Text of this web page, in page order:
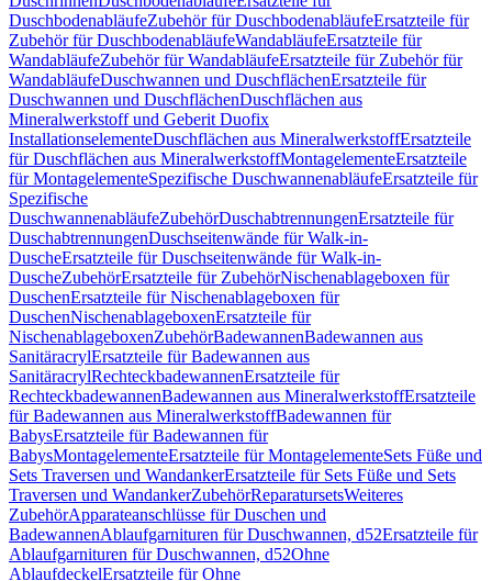
DuschbodenabläufeZubehör für DuschbodenabläufeErsatzteile für
Zubehör für DuschbodenabläufeWandabläufeErsatzteile für
WandabläufeZubehör für WandabläufeErsatzteile für Zubehör für
WandabläufeDuschwannen und DuschflächenErsatzteile für
Duschwannen und DuschflächenDuschflächen aus
Mineralwerkstoff und Geberit Duofix
InstallationselementeDuschflächen aus MineralwerkstoffErsatzteile
für Duschflächen aus MineralwerkstoffMontagelementeErsatzteile
für MontagelementeSpezifische DuschwannenabläufeErsatzteile für
Spezifische
DuschwannenabläufeZubehörDuschabtrennungenErsatzteile für
DuschabtrennungenDuschseitenwände für Walk-in-
DuscheErsatzteile für Duschseitenwände für Walk-in-
DuscheZubehörErsatzteile für ZubehörNischenablageboxen für
DuschenErsatzteile für Nischenablageboxen für
DuschenNischenablageboxenErsatzteile für
NischenablageboxenZubehörBadewannenBadewannen aus
SanitäracrylErsatzteile für Badewannen aus
SanitäracrylRechteckbadewannenErsatzteile für
RechteckbadewannenBadewannen aus MineralwerkstoffErsatzteile
für Badewannen aus MineralwerkstoffBadewannen für
BabysErsatzteile für Badewannen für
BabysMontagelementeErsatzteile für MontagelementeSets Füße und
Sets Traversen und WandankerErsatzteile für Sets Füße und Sets
Traversen und WandankerZubehörReparatursetsWeiteres
ZubehörApparateanschlüsse für Duschen und
BadewannenAblaufgarnituren für Duschwannen, d52Ersatzteile für
Ablaufgarnituren für Duschwannen, d52Ohne
AblaufdeckelErsatzteile für Ohne